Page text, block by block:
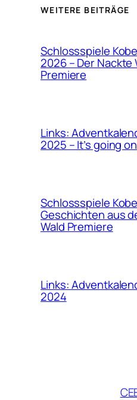
WEITERE BEITRÄGE
Schlossspiele
2026 – Der Nackte
Premiere
Links:
2025 – It’s going on
Schlossspiele
Geschichten aus
Wald Premiere
Links:
2024